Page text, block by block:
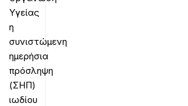
Υγείας
η
συνιστώμενη
ημερήσια
πρόσληψη
(ΣΗΠ)
ιωδίου